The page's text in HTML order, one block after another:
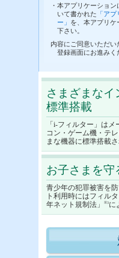
・本アプリケーショ
いて書かれた 「ア
ー」 を、本アプリケ
下さい。
内容にご同意いただい
登録画面にお進みく
さまざまなイ
標準搭載
「i-フィルター」は
コン・ゲーム機・テ
まな機器に標準搭載さ
お子さまを守
青少年の犯罪被害を
ト利用時にはフィル
年ネット規制法」
※3に